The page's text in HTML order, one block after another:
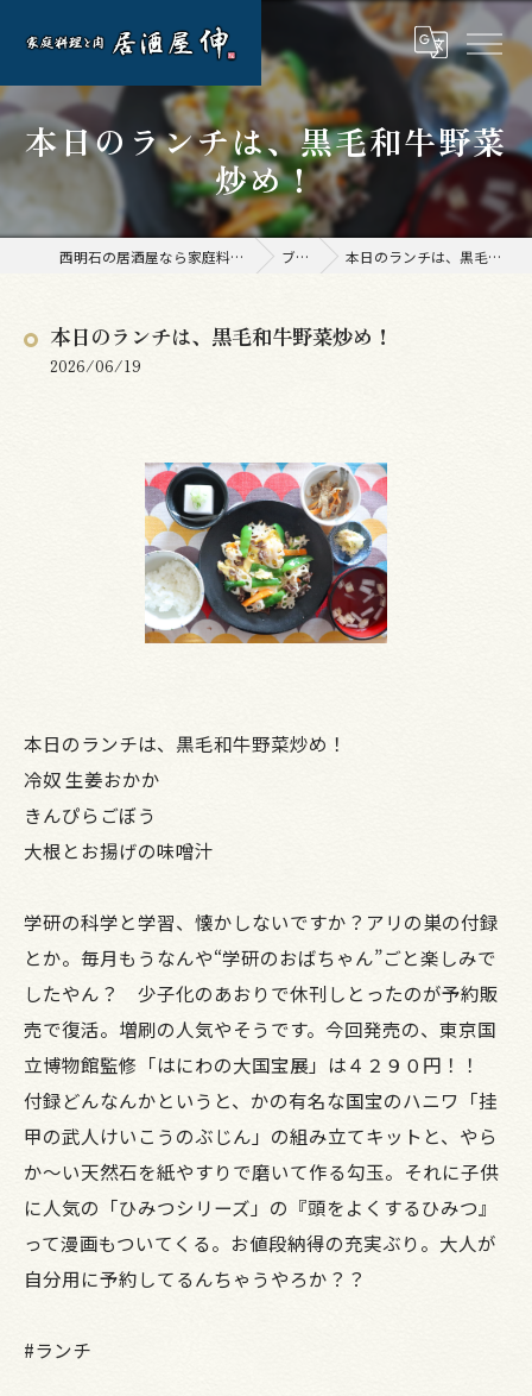
本日のランチは、黒毛和牛野菜
炒め！
西明石の居酒屋なら家庭料理と肉 居酒屋 伸 ブログ 本日のランチは、黒毛和牛野菜炒め！
本日のランチは、黒毛和牛野菜炒め！
2026/06/19
本日のランチは、黒毛和牛野菜炒め！
冷奴 生姜おかか
きんぴらごぼう
大根とお揚げの味噌汁
学研の科学と学習、懐かしないですか？アリの巣の付録
とか。毎月もうなんや“学研のおばちゃん”ごと楽しみで
したやん？ 少子化のあおりで休刊しとったのが予約販
売で復活。増刷の人気やそうです。今回発売の、東京国
立博物館監修「はにわの大国宝展」は４２９０円！！
付録どんなんかというと、かの有名な国宝のハニワ「挂
甲の武人けいこうのぶじん」の組み立てキットと、やら
か～い天然石を紙やすりで磨いて作る勾玉。それに子供
に人気の「ひみつシリーズ」の『頭をよくするひみつ』
って漫画もついてくる。お値段納得の充実ぶり。大人が
自分用に予約してるんちゃうやろか？？
#ランチ